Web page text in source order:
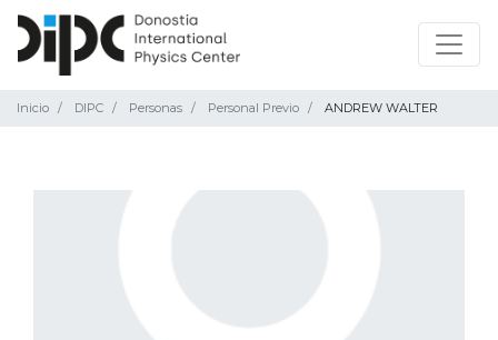
Inicio DIPC Personas Personal Previo ANDREW WALTER